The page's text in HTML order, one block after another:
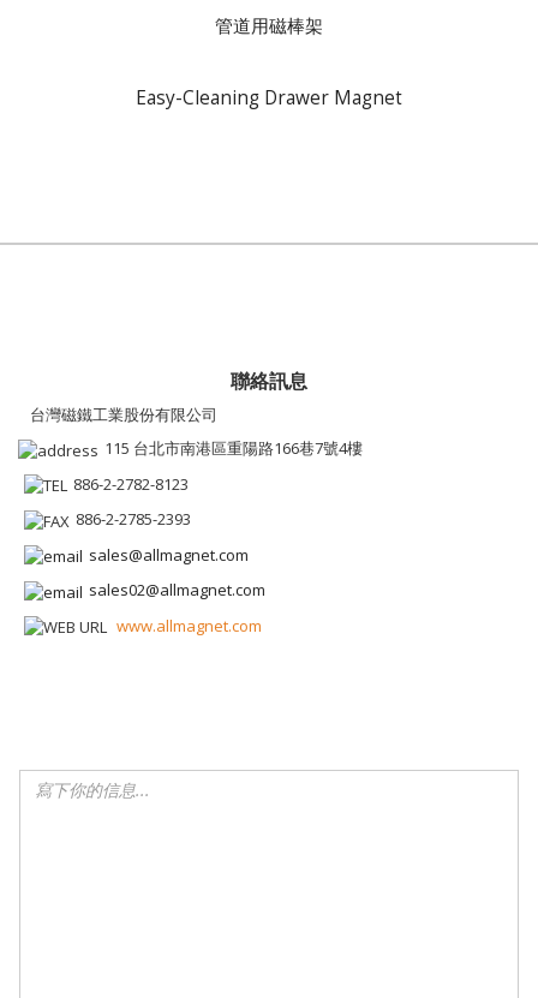
管道用磁棒架
Easy-Cleaning Drawer Magnet
聯絡訊息
台灣磁鐵工業股份有限公司
115 台北市南港區重陽路166巷7號4樓
886-2-2782-8123
886-2-2785-2393
sales@allmagnet.com
sales02@allmagnet.com
www.allmagnet.com